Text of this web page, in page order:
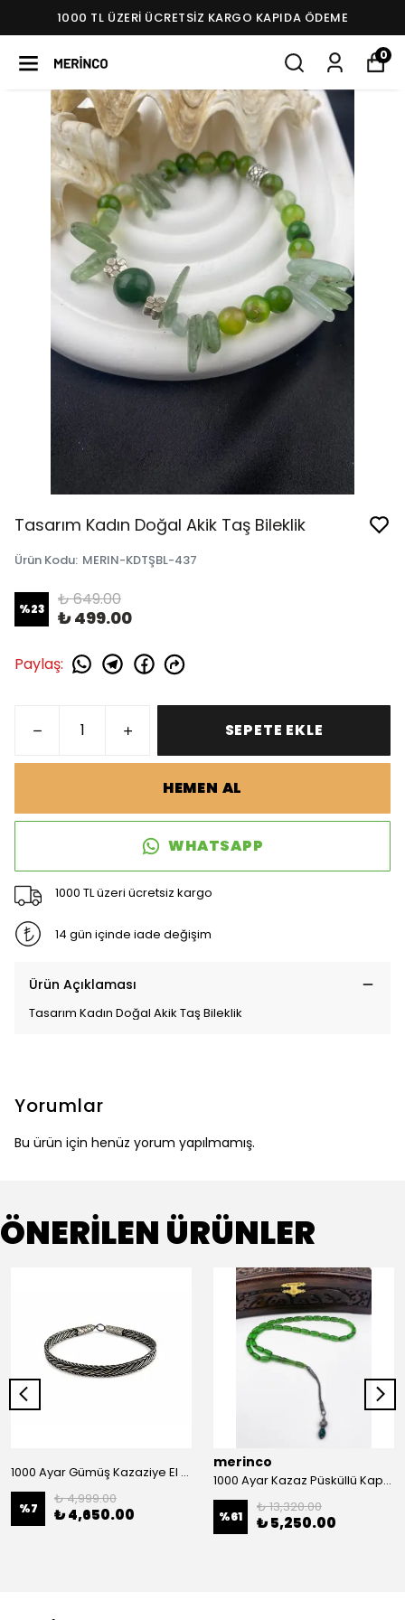
1000 TL ÜZERI ÜCRETSIZ KARGO KAPIDA ÖDEME
0
Tasarım Kadın Doğal Akik Taş Bileklik
Ürün Kodu: MERIN-KDTŞBL-437
%23 ₺ 649.00
₺ 499.00
Paylaş:
SEPETE EKLE
HEMEN AL
WHATSAPP
1000 TL üzeri ücretsiz kargo
14 gün içinde iade değişim
Ürün Açıklaması
Tasarım Kadın Doğal Akik Taş Bileklik
Yorumlar
Bu ürün için henüz yorum yapılmamış.
ÖNERİLEN ÜRÜNLER
1000 Ayar Gümüş Kazaziye El Örgüsü Bileklik
%7
₺ 4,999.00
₺ 4,650.00
merinco
1000 Ayar Kazaz Püsküllü Kapsül Kesim Ateş Kehribar Tesbih
%61
₺ 13,320.00
₺ 5,250.00